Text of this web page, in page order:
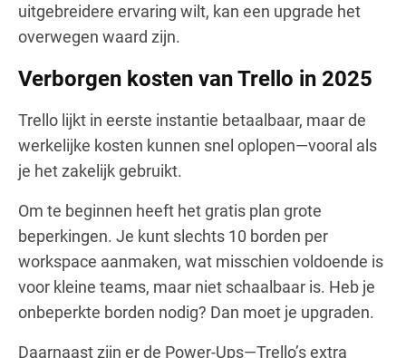
uitgebreidere ervaring wilt, kan een upgrade het
overwegen waard zijn.
Verborgen kosten van Trello in 2025
Trello lijkt in eerste instantie betaalbaar, maar de
werkelijke kosten kunnen snel oplopen—vooral als
je het zakelijk gebruikt.
Om te beginnen heeft het gratis plan grote
beperkingen. Je kunt slechts 10 borden per
workspace aanmaken, wat misschien voldoende is
voor kleine teams, maar niet schaalbaar is. Heb je
onbeperkte borden nodig? Dan moet je upgraden.
Daarnaast zijn er de Power-Ups—Trello’s extra